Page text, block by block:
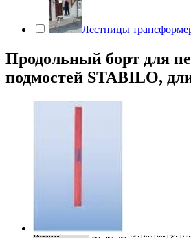
Лестницы
Продольный борт для
подмостей STABILO,